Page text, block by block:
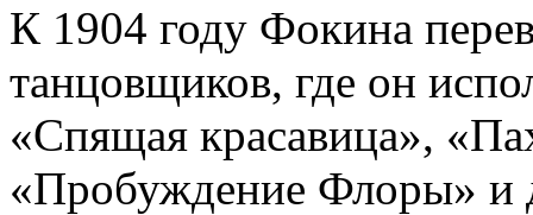
К 1904 году Фокина
танцовщиков, где он
«Спящая красавица»,
«Пробуждение Флоры» и